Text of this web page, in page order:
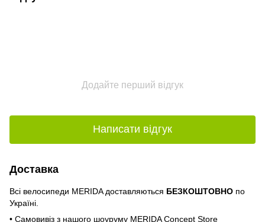
Додайте перший відгук
Написати відгук
Доставка
Всі велосипеди MERIDA доставляються БЕЗКОШТОВНО по
Україні.
• Самовивіз з нашого шоуруму MERIDA Concept Store